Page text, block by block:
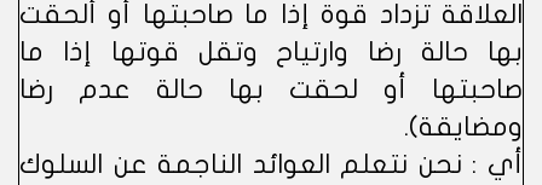
العلاقة تزداد قوة إذا ما صاحبتها أو ألحقت
بها حالة رضا وارتياح وتقل قوتها إذا ما
صاحبتها أو لحقت بها حالة عدم رضا
ومضايقة).
أي : نحن نتعلم العوائد الناجمة عن السلوك